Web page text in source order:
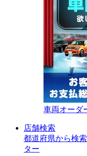
車両オーダ
店舗検索
都道府県から検索
ター